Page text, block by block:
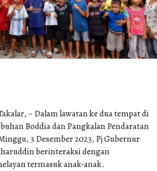
– Dalam lawatan ke dua tempat di
Boddia dan Pangkalan Pendaratan
3 Desember 2023, Pj Gubernur
berinteraksi dengan
termasuk anak-anak.